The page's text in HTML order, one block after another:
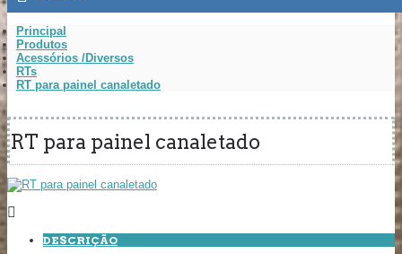
Principal
Produtos
Acessórios /Diversos
RTs
RT para painel canaletado
RT para painel canaletado
DESCRIÇÃO